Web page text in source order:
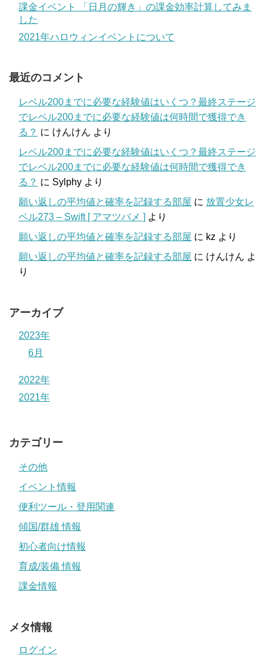
課金イベント 「日月の輝き」の課金効率計算してみま
した
2021年ハロウィンイベントについて
最近のコメント
レベル200までに必要な経験値はいくつ？最終ステージ
でレベル200までに必要な経験値は何時間で獲得でき
る？ に けんけん より
レベル200までに必要な経験値はいくつ？最終ステージ
でレベル200までに必要な経験値は何時間で獲得でき
る？ に Sylphy より
願い返しの平均値と確率を記録する部屋 に 放置少女レ
ベル273 – Swift [ アマツバメ ] より
願い返しの平均値と確率を記録する部屋 に kz より
願い返しの平均値と確率を記録する部屋 に けんけん よ
り
アーカイブ
2023年
6月
2022年
2021年
カテゴリー
その他
イベント情報
便利ツール・登用関連
傾国/群雄 情報
初心者向け情報
育成/装備 情報
課金情報
メタ情報
ログイン